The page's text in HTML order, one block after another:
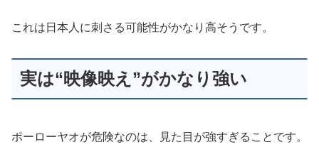
これは日本人に刺さる可能性がかなり高そうです。
実は“映像映え”がかなり強い
ポーローヤオが危険なのは、見た目が強すぎることです。